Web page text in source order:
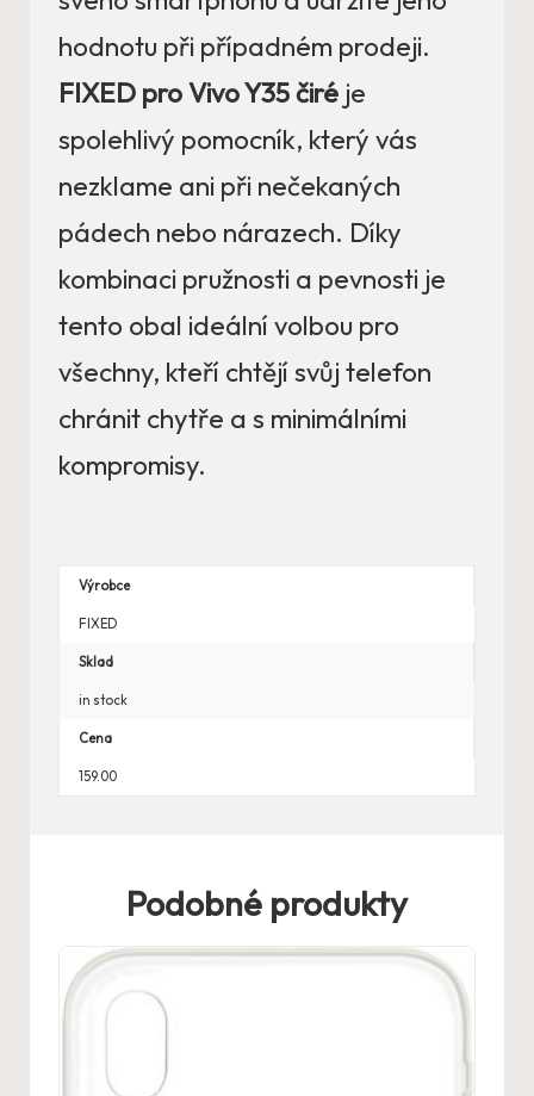
hodnotu při případném prodeji.
FIXED pro Vivo Y35 čiré je
spolehlivý pomocník, který vás
nezklame ani při nečekaných
pádech nebo nárazech. Díky
kombinaci pružnosti a pevnosti je
tento obal ideální volbou pro
všechny, kteří chtějí svůj telefon
chránit chytře a s minimálními
kompromisy.
Výrobce
FIXED
Sklad
in stock
Cena
159.00
Podobné produkty